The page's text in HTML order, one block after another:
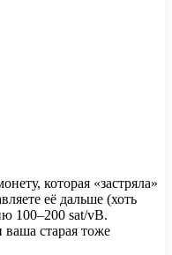
которая «застряла»
её дальше (хоть
100–200 sat/vB.
ваша старая тоже